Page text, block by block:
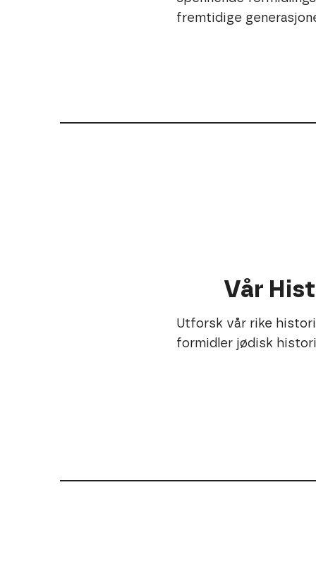
fremtidige
Vår
Utforsk vår rike
formidler jødisk